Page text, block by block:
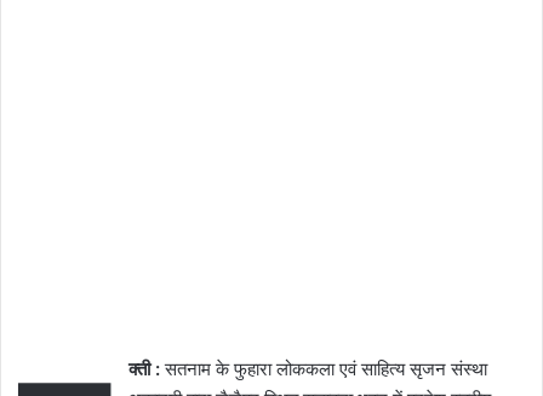
क्ती :सतनाम के‌ फुहारा लोककला एवं‌ साहित्य सृजन संस्था